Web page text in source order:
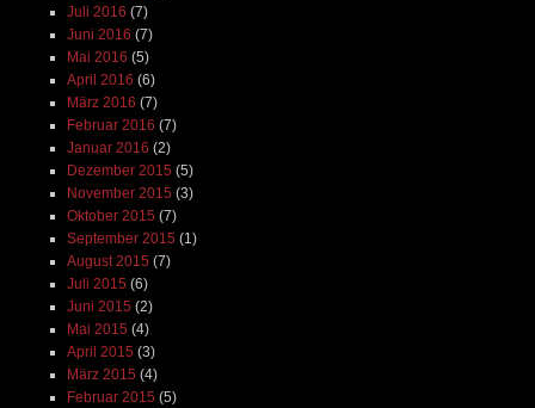
Juli 2016 (7)
Juni 2016 (7)
Mai 2016 (5)
April 2016 (6)
März 2016 (7)
Februar 2016 (7)
Januar 2016 (2)
Dezember 2015 (5)
November 2015 (3)
Oktober 2015 (7)
September 2015 (1)
August 2015 (7)
Juli 2015 (6)
Juni 2015 (2)
Mai 2015 (4)
April 2015 (3)
März 2015 (4)
Februar 2015 (5)